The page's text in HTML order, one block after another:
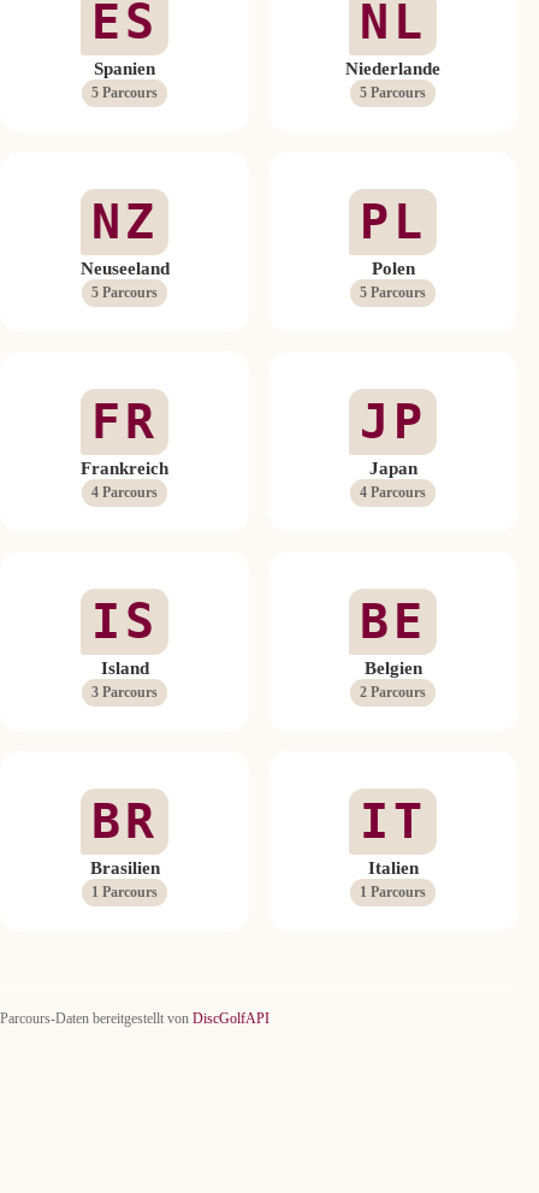
ES
Spanien
5 Parcours
NL
Niederlande
5 Parcours
NZ
Neuseeland
5 Parcours
PL
Polen
5 Parcours
FR
Frankreich
4 Parcours
JP
Japan
4 Parcours
IS
Island
3 Parcours
BE
Belgien
2 Parcours
BR
Brasilien
1 Parcours
IT
Italien
1 Parcours
Parcours-Daten bereitgestellt von DiscGolfAPI